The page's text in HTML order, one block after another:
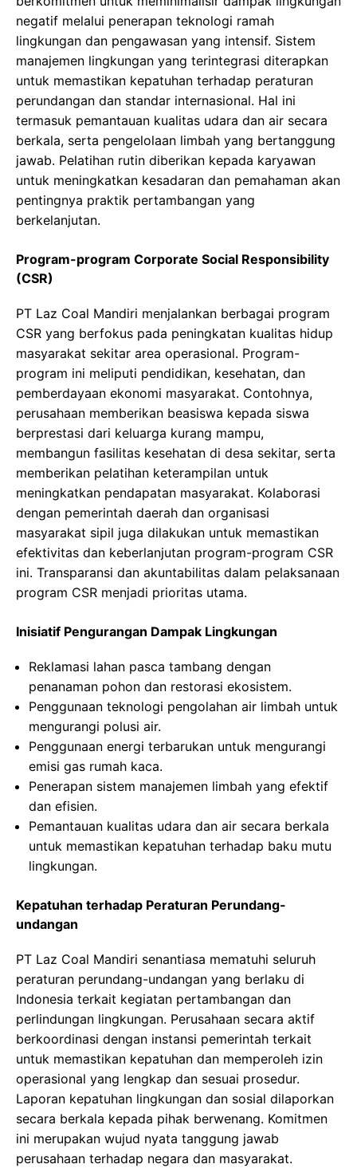
negatif melalui penerapan teknologi ramah
lingkungan dan pengawasan yang intensif. Sistem
manajemen lingkungan yang terintegrasi diterapkan
untuk memastikan kepatuhan terhadap peraturan
perundangan dan standar internasional. Hal ini
termasuk pemantauan kualitas udara dan air secara
berkala, serta pengelolaan limbah yang bertanggung
jawab. Pelatihan rutin diberikan kepada karyawan
untuk meningkatkan kesadaran dan pemahaman akan
pentingnya praktik pertambangan yang
berkelanjutan.
Program-program Corporate Social Responsibility
(CSR)
PT Laz Coal Mandiri menjalankan berbagai program
CSR yang berfokus pada peningkatan kualitas hidup
masyarakat sekitar area operasional. Program-
program ini meliputi pendidikan, kesehatan, dan
pemberdayaan ekonomi masyarakat. Contohnya,
perusahaan memberikan beasiswa kepada siswa
berprestasi dari keluarga kurang mampu,
membangun fasilitas kesehatan di desa sekitar, serta
memberikan pelatihan keterampilan untuk
meningkatkan pendapatan masyarakat. Kolaborasi
dengan pemerintah daerah dan organisasi
masyarakat sipil juga dilakukan untuk memastikan
efektivitas dan keberlanjutan program-program CSR
ini. Transparansi dan akuntabilitas dalam pelaksanaan
program CSR menjadi prioritas utama.
Inisiatif Pengurangan Dampak Lingkungan
Reklamasi lahan pasca tambang dengan
penanaman pohon dan restorasi ekosistem.
Penggunaan teknologi pengolahan air limbah untuk
mengurangi polusi air.
Penggunaan energi terbarukan untuk mengurangi
emisi gas rumah kaca.
Penerapan sistem manajemen limbah yang efektif
dan efisien.
Pemantauan kualitas udara dan air secara berkala
untuk memastikan kepatuhan terhadap baku mutu
lingkungan.
Kepatuhan terhadap Peraturan Perundang-
undangan
PT Laz Coal Mandiri senantiasa mematuhi seluruh
peraturan perundang-undangan yang berlaku di
Indonesia terkait kegiatan pertambangan dan
perlindungan lingkungan. Perusahaan secara aktif
berkoordinasi dengan instansi pemerintah terkait
untuk memastikan kepatuhan dan memperoleh izin
operasional yang lengkap dan sesuai prosedur.
Laporan kepatuhan lingkungan dan sosial dilaporkan
secara berkala kepada pihak berwenang. Komitmen
ini merupakan wujud nyata tanggung jawab
perusahaan terhadap negara dan masyarakat.